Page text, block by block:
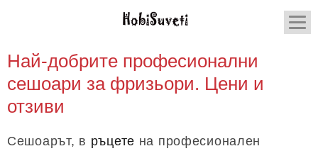
Най-добрите професионални
сешоари за фризьори. Цени и
отзиви
Сешоарът, в ръцете на професионален